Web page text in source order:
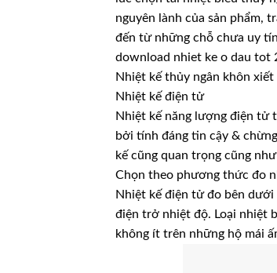
nguyên lành của sản phẩm,
đến từ những chỗ chưa uy
download nhiet ke o dau tot
Nhiệt kế thủy ngân khôn
Nhiệt kế điện tử
Nhiệt kế năng lượng điện tử
bởi tính đáng tin cậy &
kế cũng quan trọng cũng
Chọn theo phương thức đo
Nhiệt kế điện tử đo bên
điện trở nhiệt độ. Loại nhiệt
không ít trên những hộ mái